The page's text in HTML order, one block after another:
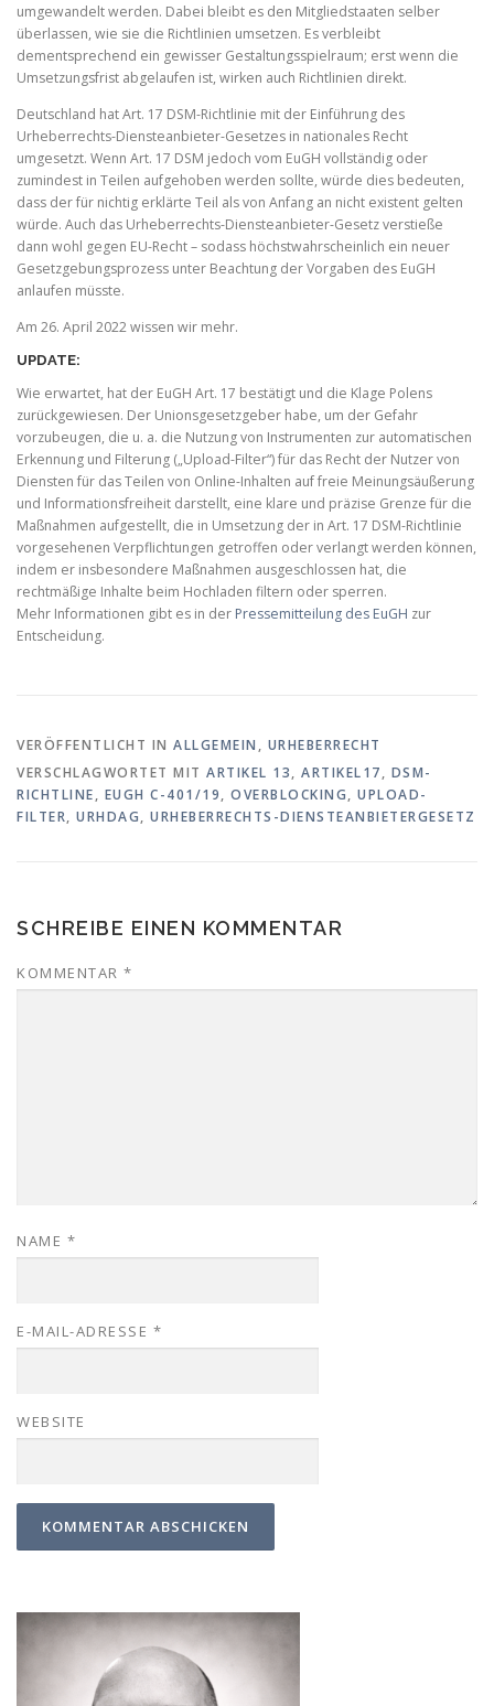
umgewandelt werden. Dabei bleibt es den Mitgliedstaaten selber
überlassen, wie sie die Richtlinien umsetzen. Es verbleibt
dementsprechend ein gewisser Gestaltungsspielraum; erst wenn die
Umsetzungsfrist abgelaufen ist, wirken auch Richtlinien direkt.
Deutschland hat Art. 17 DSM-Richtlinie mit der Einführung des
Urheberrechts-Diensteanbieter-Gesetzes in nationales Recht
umgesetzt. Wenn Art. 17 DSM jedoch vom EuGH vollständig oder
zumindest in Teilen aufgehoben werden sollte, würde dies bedeuten,
dass der für nichtig erklärte Teil als von Anfang an nicht existent gelten
würde. Auch das Urheberrechts-Diensteanbieter-Gesetz verstieße
dann wohl gegen EU-Recht – sodass höchstwahrscheinlich ein neuer
Gesetzgebungsprozess unter Beachtung der Vorgaben des EuGH
anlaufen müsste.
Am 26. April 2022 wissen wir mehr.
UPDATE:
Wie erwartet, hat der EuGH Art. 17 bestätigt und die Klage Polens
zurückgewiesen. Der Unionsgesetzgeber habe, um der Gefahr
vorzubeugen, die u. a. die Nutzung von Instrumenten zur automatischen
Erkennung und Filterung („Upload-Filter“) für das Recht der Nutzer von
Diensten für das Teilen von Online-Inhalten auf freie Meinungsäußerung
und Informationsfreiheit darstellt, eine klare und präzise Grenze für die
Maßnahmen aufgestellt, die in Umsetzung der in Art. 17 DSM-Richtlinie
vorgesehenen Verpflichtungen getroffen oder verlangt werden können,
indem er insbesondere Maßnahmen ausgeschlossen hat, die
rechtmäßige Inhalte beim Hochladen filtern oder sperren.
Mehr Informationen gibt es in der Pressemitteilung des EuGH zur
Entscheidung.
VERÖFFENTLICHT IN ALLGEMEIN, URHEBERRECHT
VERSCHLAGWORTET MIT ARTIKEL 13, ARTIKEL17, DSM-
RICHTLINE, EUGH C-401/19, OVERBLOCKING, UPLOAD-
FILTER, URHDAG, URHEBERRECHTS-DIENSTEANBIETERGESETZ
SCHREIBE EINEN KOMMENTAR
KOMMENTAR *
NAME *
E-MAIL-ADRESSE *
WEBSITE